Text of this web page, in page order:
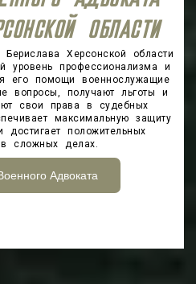
ОБЛАСТИ
Берислава Херсонской области
уровень профессионализма и
его помощи военнослужащие
вопросы, получают льготы и
свои права в судебных
максимальную защиту
достигает положительных
в сложных делах.
Адвоката